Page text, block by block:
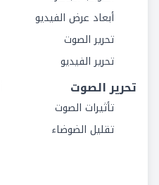
أبعاد عرض الفيديو
تحرير الصوت
تحرير الفيديو
تحرير الصوت
تأثيرات الصوت
تقليل الضوضاء